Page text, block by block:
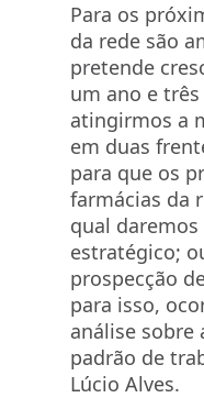
Para os
da rede são
pretende
um ano e três
atingirmos a
em duas
para que os
farmácias da
qual
estratégico;
prospecção
para isso,
análise sobre
padrão de
Lúcio Alves.